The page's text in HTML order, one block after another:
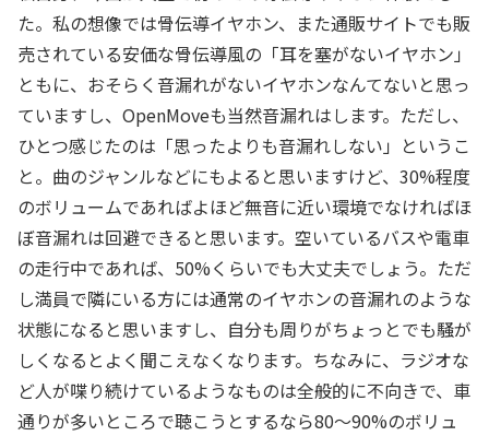
た。私の想像では骨伝導イヤホン、また通販サイトでも販
売されている安価な骨伝導風の「耳を塞がないイヤホン」
ともに、おそらく音漏れがないイヤホンなんてないと思っ
ていますし、OpenMoveも当然音漏れはします。ただし、
ひとつ感じたのは「思ったよりも音漏れしない」というこ
と。曲のジャンルなどにもよると思いますけど、30%程度
のボリュームであればよほど無音に近い環境でなければほ
ぼ音漏れは回避できると思います。空いているバスや電車
の走行中であれば、50%くらいでも大丈夫でしょう。ただ
し満員で隣にいる方には通常のイヤホンの音漏れのような
状態になると思いますし、自分も周りがちょっとでも騒が
しくなるとよく聞こえなくなります。ちなみに、ラジオな
ど人が喋り続けているようなものは全般的に不向きで、車
通りが多いところで聴こうとするなら80～90%のボリュ